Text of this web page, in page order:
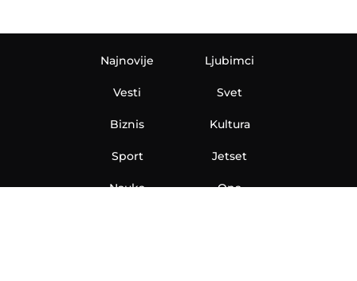
Najnovije
Vesti
Biznis
Sport
Nauka
Ljubimci
Svet
Kultura
Jetset
Ona